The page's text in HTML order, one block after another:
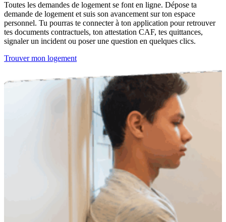
Toutes les demandes de logement se font en ligne. Dépose ta
demande de logement et suis son avancement sur ton espace
personnel. Tu pourras te connecter à ton application pour retrouver
tes documents contractuels, ton attestation CAF, tes quittances,
signaler un incident ou poser une question en quelques clics.
Trouver mon logement